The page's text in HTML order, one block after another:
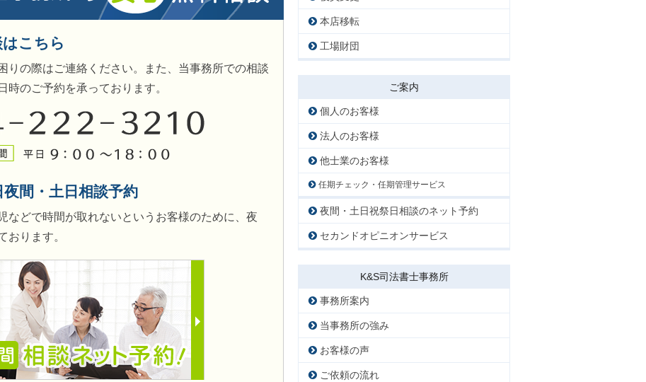
こちら
りの際はご連絡ください。また、当事務所での相談
時のご予約を承っております。
間・土日相談予約
などで時間が取れないというお客様のために、夜
おります。
本店移転
工場財団
ご案内
個人のお客様
法人のお客様
他士業のお客様
任期チェック・任期管理サービス
夜間・土日祝祭日相談のネット予約
セカンドオピニオンサービス
K&S司法書士事務所
事務所案内
当事務所の強み
お客様の声
ご依頼の流れ